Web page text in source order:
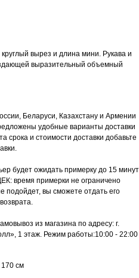
вырез и длина мини. Рукава и
выразительный объемный
Беларуси, Казахстану и Армении
удобные варианты доставки
срока и стоимости доставки добавьте
будет ожидать примерку до 15 минут
время примерки не ограничено
подойдет, вы сможете отдать его
из магазина по адресу: г.
1 этаж. Режим работы:10:00 - 22:00
см